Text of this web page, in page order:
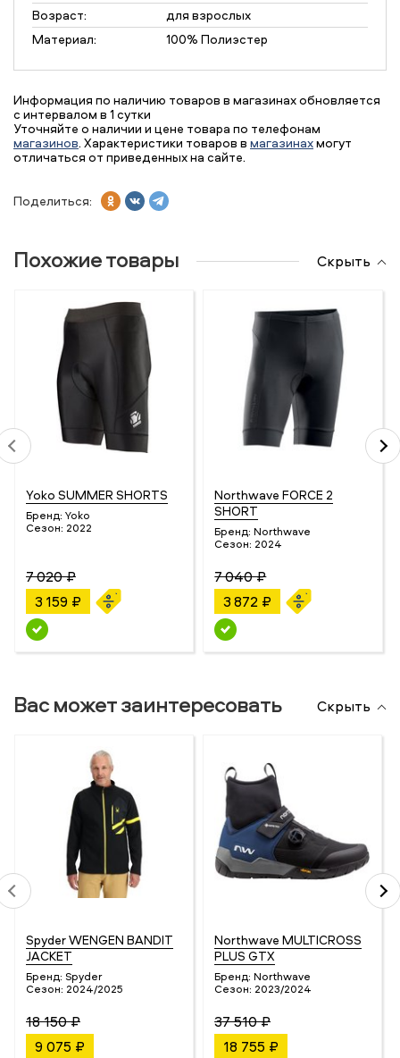
Возраст:
для взрослых
Материал:
100% Полиэстер
Информация по наличию товаров в магазинах обновляется
с интервалом в 1 сутки
Уточняйте о наличии и цене товара по телефонам
магазинов. Характеристики товаров в магазинахмогут
отличаться от приведенных на сайте.
Поделиться:
Похожие товары Скрыть
Yoko SUMMER SHORTS
Бренд: Yoko
Сезон: 2022
7 020 ₽
3 159 ₽
Northwave FORCE 2
SHORT
Бренд: Northwave
Сезон: 2024
7 040 ₽
3 872 ₽
Вас может заинтересовать Скрыть
Spyder WENGEN BANDIT
JACKET
Бренд: Spyder
Сезон: 2024/2025
18 150 ₽
9 075 ₽
Northwave MULTICROSS
PLUS GTX
Бренд: Northwave
Сезон: 2023/2024
37 510 ₽
18 755 ₽